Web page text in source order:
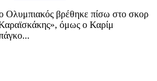
Ολυμπιακός βρέθηκε πίσω στο σκορ
όμως ο Καρίμ